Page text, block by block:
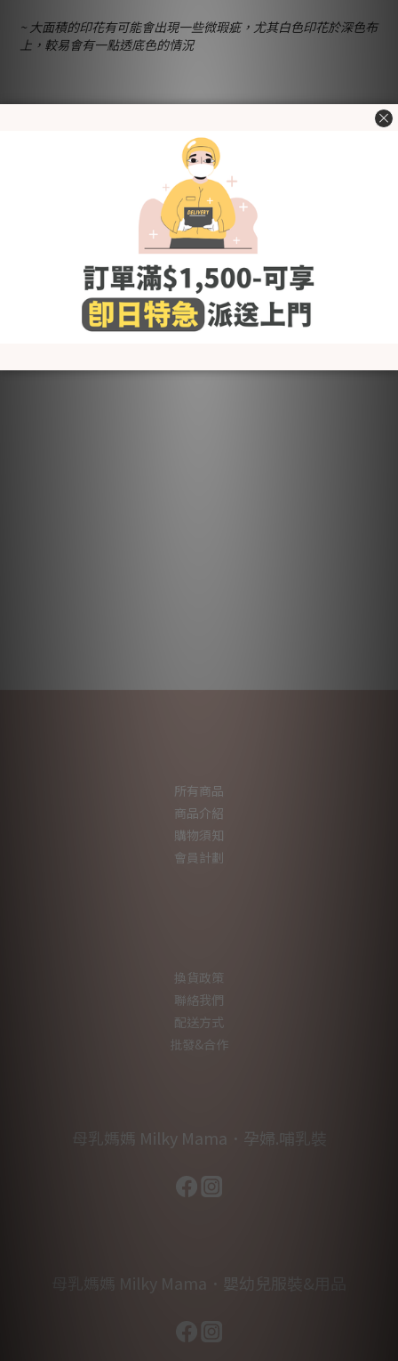
~ 大面積的印花有可能會出現一些微瑕疵，尤其白色印花於深色布
上，較易會有一點透底色的情況
所有商品
商品介紹
購物須知
會員計劃
換貨政策
聯絡我們
配送方式
批發&合作
母乳媽媽 Milky Mama．孕婦.哺乳裝
母乳媽媽 Milky Mama．嬰幼兒服裝&用品